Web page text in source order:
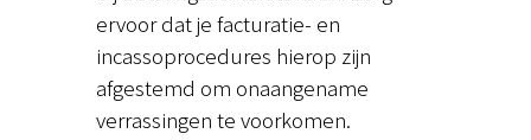
ervoor dat je facturatie- en
incassoprocedures hierop zijn
afgestemd om onaangename
verrassingen te voorkomen.